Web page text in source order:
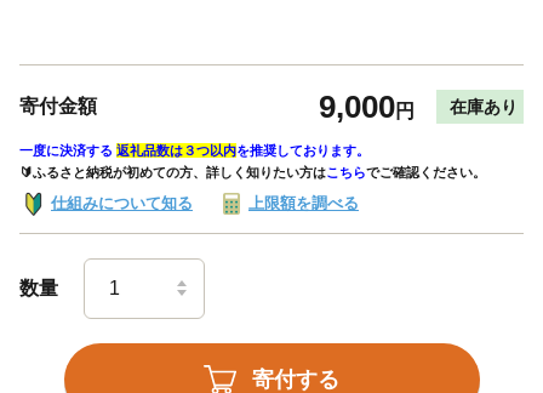
寄付金額 9,000円 在庫あり
一度に決済する 返礼品数は３つ以内を推奨しております。
🔰ふるさと納税が初めての方、詳しく知りたい方はこちらでご確認ください。
仕組みについて知る 上限額を調べる
数量
寄付する